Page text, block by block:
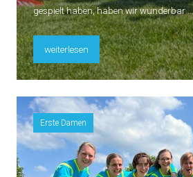
gespielt haben, haben wir wunderbar …
„Zweiter in Westfalen“
weiterlesen
Erste Damen